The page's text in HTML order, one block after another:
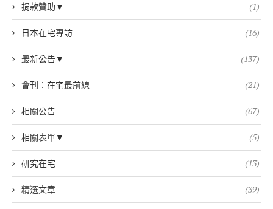
捐款贊助▼ (1)
日本在宅專訪 (16)
最新公告▼ (137)
會刊：在宅最前線 (21)
相關公告 (67)
相關表單▼ (5)
研究在宅 (13)
精選文章 (39)